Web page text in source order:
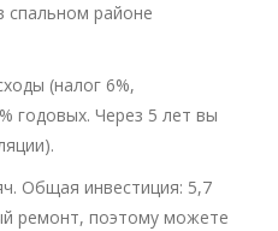
спальном районе
(налог 6%,
годовых. Через 5 лет вы
Общая инвестиция: 5,7
ремонт, поэтому можете